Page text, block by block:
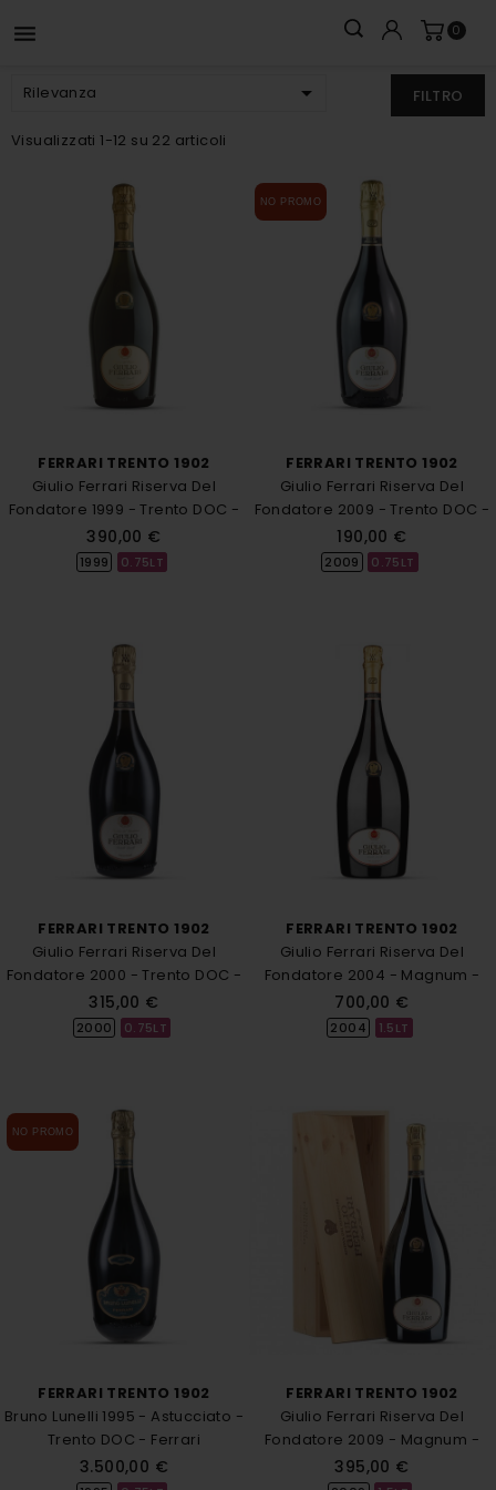
 0
Rilevanza  FILTRO
Visualizzati 1-12 su 22 articoli
FERRARI TRENTO 1902
Giulio Ferrari Riserva Del
Fondatore 1999 - Trento DOC -
Ferrari
390,00 €
1999 0.75LT
NO PROMO
FERRARI TRENTO 1902
Giulio Ferrari Riserva Del
Fondatore 2009 - Trento DOC -
Ferrari
190,00 €
2009 0.75LT
FERRARI TRENTO 1902
Giulio Ferrari Riserva Del
Fondatore 2000 - Trento DOC -
Ferrari
315,00 €
2000 0.75LT
FERRARI TRENTO 1902
Giulio Ferrari Riserva Del
Fondatore 2004 - Magnum -
Trento...
700,00 €
2004 1.5LT
NO PROMO
FERRARI TRENTO 1902
Bruno Lunelli 1995 - Astucciato -
Trento DOC - Ferrari
3.500,00 €
FERRARI TRENTO 1902
Giulio Ferrari Riserva Del
Fondatore 2009 - Magnum -
Cassa...
395,00 €